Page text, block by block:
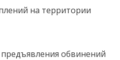
на территории
обвинений